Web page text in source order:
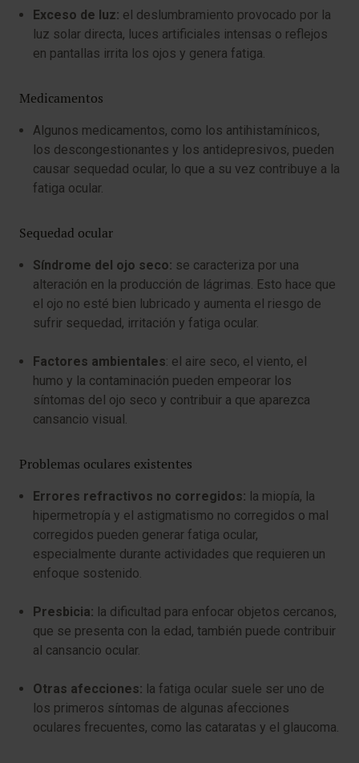
Exceso de luz: el deslumbramiento provocado por la
luz solar directa, luces artificiales intensas o reflejos
en pantallas irrita los ojos y genera fatiga.
Medicamentos
Algunos medicamentos, como los antihistamínicos,
los descongestionantes y los antidepresivos, pueden
causar sequedad ocular, lo que a su vez contribuye a la
fatiga ocular.
Sequedad ocular
Síndrome del ojo seco: se caracteriza por una
alteración en la producción de lágrimas. Esto hace que
el ojo no esté bien lubricado y aumenta el riesgo de
sufrir sequedad, irritación y fatiga ocular.
Factores ambientales: el aire seco, el viento, el
humo y la contaminación pueden empeorar los
síntomas del ojo seco y contribuir a que aparezca
cansancio visual.
Problemas oculares existentes
Errores refractivos no corregidos: la miopía, la
hipermetropía y el astigmatismo no corregidos o mal
corregidos pueden generar fatiga ocular,
especialmente durante actividades que requieren un
enfoque sostenido.
Presbicia: la dificultad para enfocar objetos cercanos,
que se presenta con la edad, también puede contribuir
al cansancio ocular.
Otras afecciones: la fatiga ocular suele ser uno de
los primeros síntomas de algunas afecciones
oculares frecuentes, como las cataratas y el glaucoma.